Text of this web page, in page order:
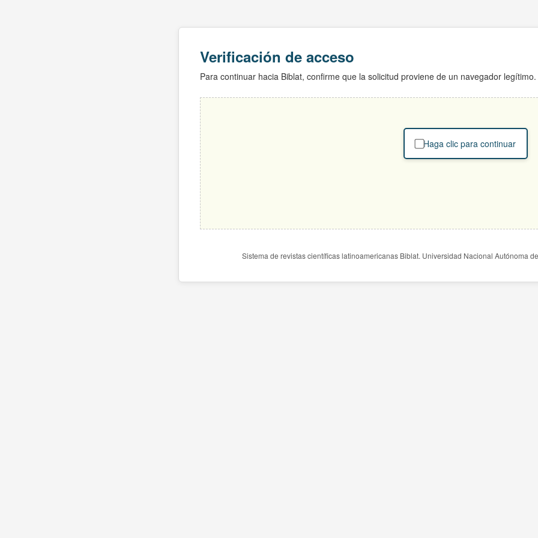
Verificación de acceso
Para continuar hacia Biblat, confirme que la solicitud proviene de un navegador legítimo.
Haga clic para continuar
Sistema de revistas científicas latinoamericanas Biblat. Universidad Nacional Autónoma